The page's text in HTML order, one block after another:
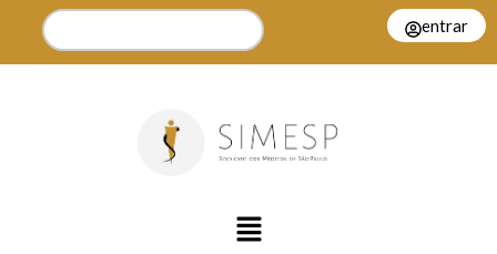
entrar